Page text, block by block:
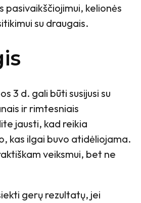
pasivaikščiojimui, kelionės
su draugais.
3 d. gali būti susijusi su
ir rimtesniais
jausti, kad reikia
kas ilgai buvo atidėliojama.
veiksmui, bet ne
gerų rezultatų, jei